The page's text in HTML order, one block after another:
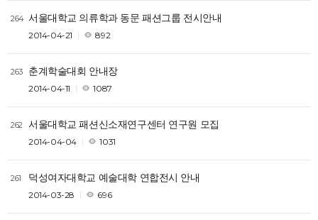
264 서울대학교 의류학과 동문 패션그룹 전시안내
2014-04-21 892
263 춘계학술대회 안내장
2014-04-11 1087
262 서울대학교 패션신소재연구센터 연구원 모집
2014-04-04 1031
261 덕성여자대학교 예술대학 연합전시 안내
2014-03-28 696